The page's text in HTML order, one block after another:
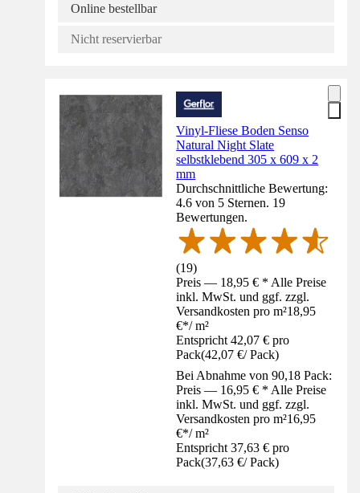
Online bestellbar
Nicht reservierbar
Vinyl-Fliese Boden Senso
Natural Night Slate
selbstklebend 305 x 609 x 2
mm
Durchschnittliche Bewertung:
4.6 von 5 Sternen. 19
Bewertungen.
(19)
Preis — 18,95 € * Alle Preise
inkl. MwSt. und ggf. zzgl.
Versandkosten pro m²18,95
€*/ m²
Entspricht 42,07 € pro
Pack(42,07 €/ Pack)
Bei Abnahme von 90,18 Pack:
Preis — 16,95 € * Alle Preise
inkl. MwSt. und ggf. zzgl.
Versandkosten pro m²16,95
€*/ m²
Entspricht 37,63 € pro
Pack(37,63 €/ Pack)